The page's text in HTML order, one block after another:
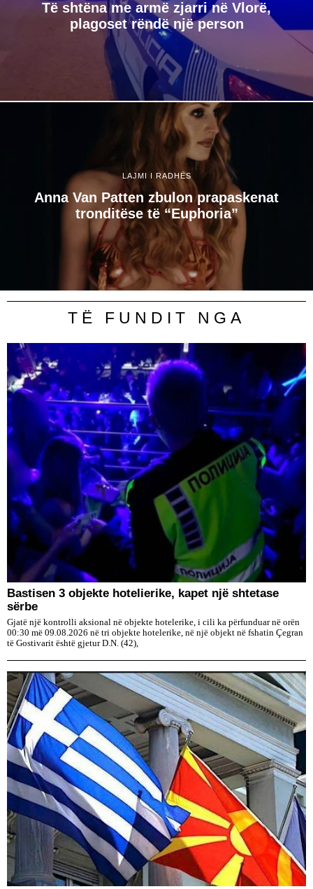
Të shtëna me armë zjarri në Vlorë,
plagoset rëndë një person
LAJMI I RADHËS
Anna Van Patten zbulon prapaskenat
tronditëse të “Euphoria”
TË FUNDIT NGA
Bastisen 3 objekte hotelierike, kapet një shtetase
sërbe
Gjatë një kontrolli aksional në objekte hotelerike, i cili ka përfunduar në orën
00:30 më 09.08.2026 në tri objekte hotelerike, në një objekt në fshatin Çegran
të Gostivarit është gjetur D.N. (42),